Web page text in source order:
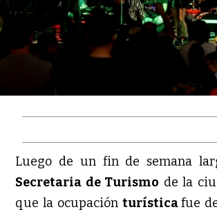
Luego de un fin de semana
Secretaria de Turismo de la
que la ocupación turísticafue